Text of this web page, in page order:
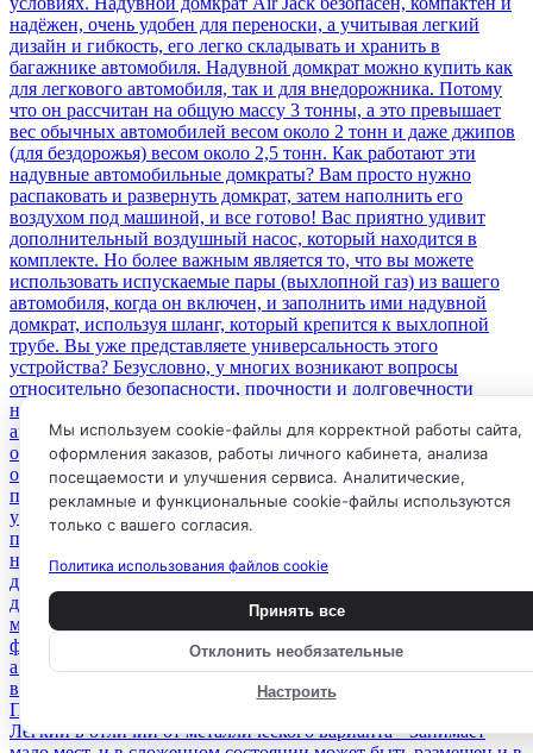
Мы используем cookie-файлы для корректной работы сайта,
оформления заказов, работы личного кабинета, анализа
посещаемости и улучшения сервиса. Аналитические,
рекламные и функциональные cookie-файлы используются
только с вашего согласия.
Политика использования файлов cookie
Принять все
Отклонить необязательные
Настроить